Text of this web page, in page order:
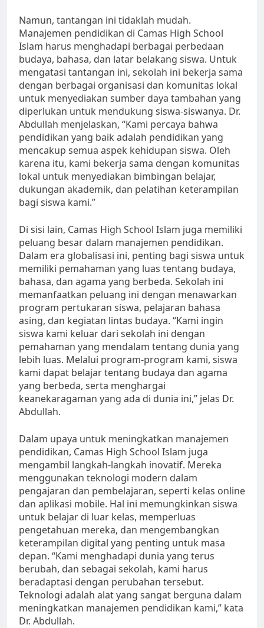
Namun, tantangan ini tidaklah mudah.
Manajemen pendidikan di Camas High School
Islam harus menghadapi berbagai perbedaan
budaya, bahasa, dan latar belakang siswa. Untuk
mengatasi tantangan ini, sekolah ini bekerja sama
dengan berbagai organisasi dan komunitas lokal
untuk menyediakan sumber daya tambahan yang
diperlukan untuk mendukung siswa-siswanya. Dr.
Abdullah menjelaskan, “Kami percaya bahwa
pendidikan yang baik adalah pendidikan yang
mencakup semua aspek kehidupan siswa. Oleh
karena itu, kami bekerja sama dengan komunitas
lokal untuk menyediakan bimbingan belajar,
dukungan akademik, dan pelatihan keterampilan
bagi siswa kami.”
Di sisi lain, Camas High School Islam juga memiliki
peluang besar dalam manajemen pendidikan.
Dalam era globalisasi ini, penting bagi siswa untuk
memiliki pemahaman yang luas tentang budaya,
bahasa, dan agama yang berbeda. Sekolah ini
memanfaatkan peluang ini dengan menawarkan
program pertukaran siswa, pelajaran bahasa
asing, dan kegiatan lintas budaya. “Kami ingin
siswa kami keluar dari sekolah ini dengan
pemahaman yang mendalam tentang dunia yang
lebih luas. Melalui program-program kami, siswa
kami dapat belajar tentang budaya dan agama
yang berbeda, serta menghargai
keanekaragaman yang ada di dunia ini,” jelas Dr.
Abdullah.
Dalam upaya untuk meningkatkan manajemen
pendidikan, Camas High School Islam juga
mengambil langkah-langkah inovatif. Mereka
menggunakan teknologi modern dalam
pengajaran dan pembelajaran, seperti kelas online
dan aplikasi mobile. Hal ini memungkinkan siswa
untuk belajar di luar kelas, memperluas
pengetahuan mereka, dan mengembangkan
keterampilan digital yang penting untuk masa
depan. “Kami menghadapi dunia yang terus
berubah, dan sebagai sekolah, kami harus
beradaptasi dengan perubahan tersebut.
Teknologi adalah alat yang sangat berguna dalam
meningkatkan manajemen pendidikan kami,” kata
Dr. Abdullah.